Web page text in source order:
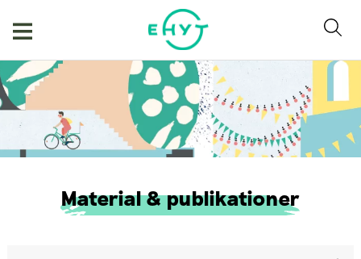
Material & publikationer